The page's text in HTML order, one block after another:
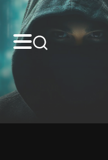
Search: